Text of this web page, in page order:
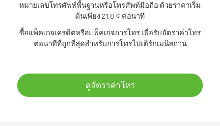
หมายเลขโทรศัพท์พื้นฐานหรือโทรศัพท์มือถือ ด้วยราคาเริ่ม
ต้นเพียง 21.8 ¢ ต่อนาที
ซื้อแพ็คเกจเครดิตหรือแพ็คเกจการโทร เพื่อรับอัตราค่าโทร
ต่อนาทีที่ถูกที่สุดสำหรับการโทรไปเติร์กเมนิสถาน
ดูอัตราค่าโทร